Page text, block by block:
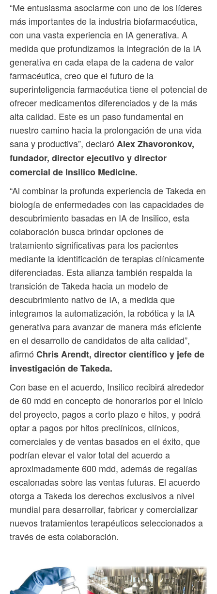
“Me entusiasma asociarme con uno de los líderes
más importantes de la industria biofarmacéutica,
con una vasta experiencia en IA generativa. A
medida que profundizamos la integración de la IA
generativa en cada etapa de la cadena de valor
farmacéutica, creo que el futuro de la
superinteligencia farmacéutica tiene el potencial de
ofrecer medicamentos diferenciados y de la más
alta calidad. Este es un paso fundamental en
nuestro camino hacia la prolongación de una vida
sana y productiva”, declaró Alex Zhavoronkov,
fundador, director ejecutivo y director
comercial de Insilico Medicine.
“Al combinar la profunda experiencia de Takeda en
biología de enfermedades con las capacidades de
descubrimiento basadas en IA de Insilico, esta
colaboración busca brindar opciones de
tratamiento significativas para los pacientes
mediante la identificación de terapias clínicamente
diferenciadas. Esta alianza también respalda la
transición de Takeda hacia un modelo de
descubrimiento nativo de IA, a medida que
integramos la automatización, la robótica y la IA
generativa para avanzar de manera más eficiente
en el desarrollo de candidatos de alta calidad”,
afirmó Chris Arendt, director científico y jefe de
investigación de Takeda.
Con base en el acuerdo, Insilico recibirá alrededor
de 60 mdd en concepto de honorarios por el inicio
del proyecto, pagos a corto plazo e hitos, y podrá
optar a pagos por hitos preclínicos, clínicos,
comerciales y de ventas basados ​​en el éxito, que
podrían elevar el valor total del acuerdo a
aproximadamente 600 mdd, además de regalías
escalonadas sobre las ventas futuras. El acuerdo
otorga a Takeda los derechos exclusivos a nivel
mundial para desarrollar, fabricar y comercializar
nuevos tratamientos terapéuticos seleccionados a
través de esta colaboración.